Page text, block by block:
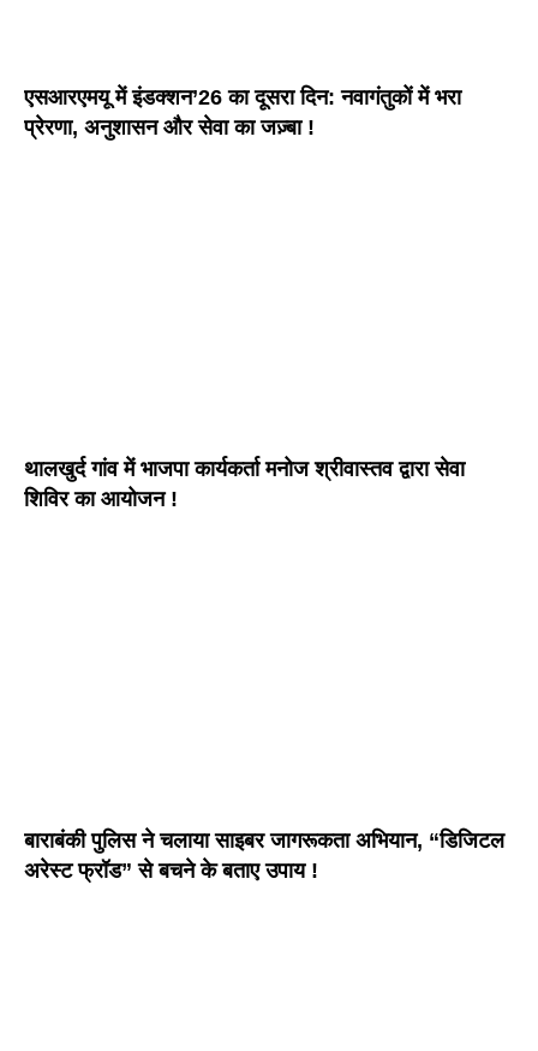
एसआरएमयू में इंडक्शन’26 का दूसरा दिन: नवागंतुकों में भरा
प्रेरणा, अनुशासन और सेवा का जज़्बा !
थालखुर्द गांव में भाजपा कार्यकर्ता मनोज श्रीवास्तव द्वारा सेवा
शिविर का आयोजन !
बाराबंकी पुलिस ने चलाया साइबर जागरूकता अभियान, “डिजिटल
अरेस्ट फ्रॉड” से बचने के बताए उपाय !